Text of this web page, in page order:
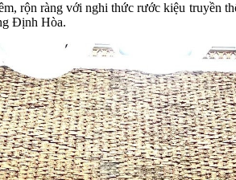
rộn ràng với nghi thức rước kiệu truyền
Định Hòa.